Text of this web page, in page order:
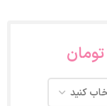
تومان